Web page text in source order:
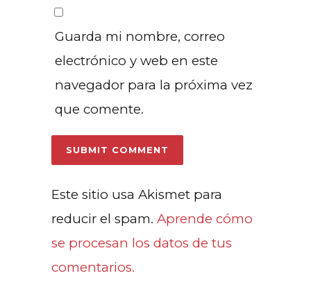
Guarda mi nombre, correo
electrónico y web en este
navegador para la próxima vez
que comente.
Este sitio usa Akismet para
reducir el spam. Aprende cómo
se procesan los datos de tus
comentarios.